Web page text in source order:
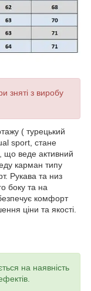
зняті з виробу
( турецький
sport, стане
що веде активний
карман типу
Рукава та низ
боку та на
комфорт
ціни та якості.
на наявність